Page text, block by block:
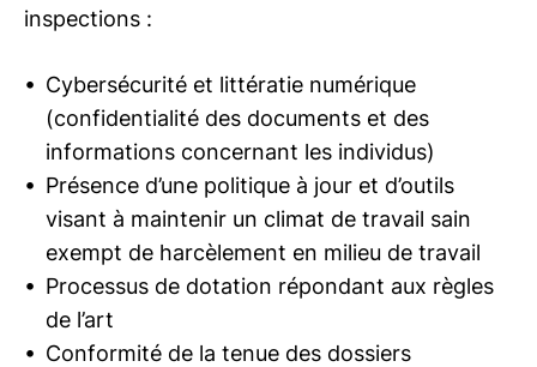
inspections :
Cybersécurité et littératie numérique
(confidentialité des documents et des
informations concernant les individus)
Présence d’une politique à jour et d’outils
visant à maintenir un climat de travail sain
exempt de harcèlement en milieu de travail
Processus de dotation répondant aux règles
de l’art
Conformité de la tenue des dossiers